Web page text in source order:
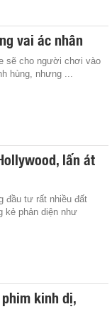
vai ác nhân
sẽ cho người chơi vào
hùng, nhưng ...
lấn át
đầu tư rất nhiều đất
kẻ phản diện như
kinh dị,